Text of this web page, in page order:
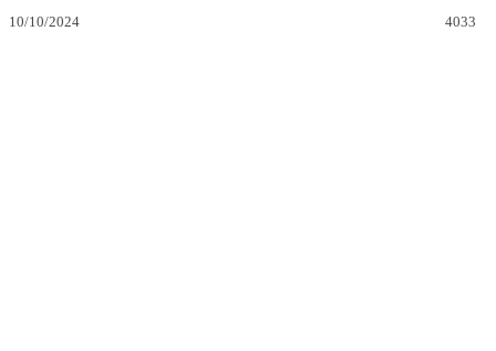
10/10/2024 4033